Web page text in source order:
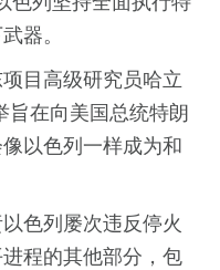
器。
目高级研究员哈立
旨在向美国总统特朗
以色列一样成为和
色列屡次违反停火
程的其他部分，包